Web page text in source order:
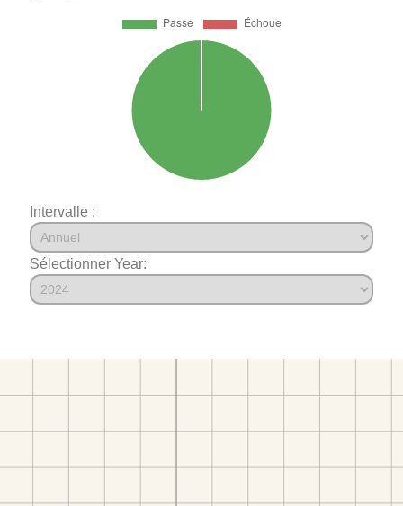
Intervalle :
Sélectionner Year: